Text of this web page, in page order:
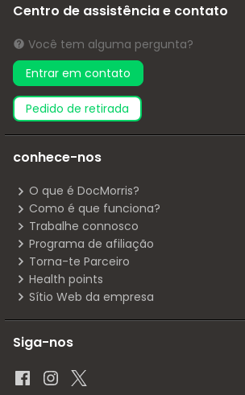
Centro de assistência e contato
Você tem alguma pergunta?
Entrar em contato
pedido de retirada
conhece-nos
O que é DocMorris?
Como é que funciona?
Trabalhe connosco
Programa de afiliação
Torna-te Parceiro
Health points
Sítio Web da empresa
Siga-nos